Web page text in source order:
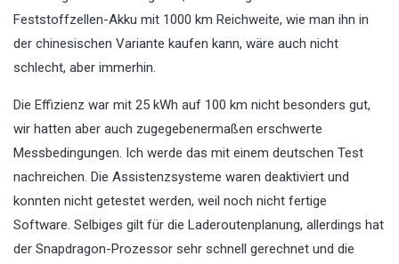
Feststoffzellen-Akku mit 1000 km Reichweite, wie man ihn in
der chinesischen Variante kaufen kann, wäre auch nicht
schlecht, aber immerhin.
Die Effizienz war mit 25 kWh auf 100 km nicht besonders gut,
wir hatten aber auch zugegebenermaßen erschwerte
Messbedingungen. Ich werde das mit einem deutschen Test
nachreichen. Die Assistenzsysteme waren deaktiviert und
konnten nicht getestet werden, weil noch nicht fertige
Software. Selbiges gilt für die Laderoutenplanung, allerdings hat
der Snapdragon-Prozessor sehr schnell gerechnet und die